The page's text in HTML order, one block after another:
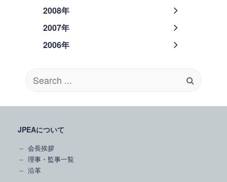
2008年
2007年
2006年
for:
JPEAについて
会長挨拶
理事・監事一覧
沿革